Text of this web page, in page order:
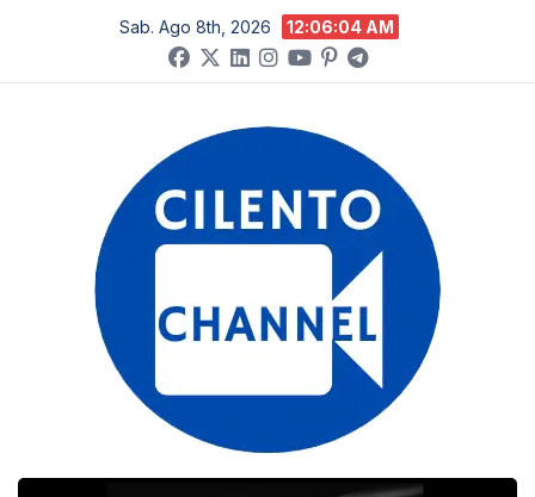
contenuto
Sab. Ago 8th, 2026 12:06:05 AM